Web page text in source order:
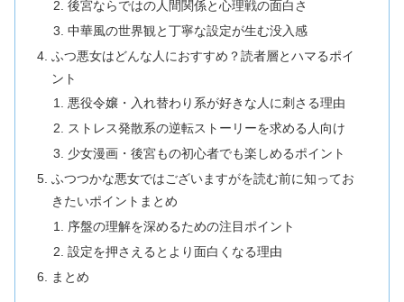
後宮ならではの人間関係と心理戦の面白さ
中華風の世界観と丁寧な設定が生む没入感
ふつ悪女はどんな人におすすめ？読者層とハマるポイ
ント
悪役令嬢・入れ替わり系が好きな人に刺さる理由
ストレス発散系の逆転ストーリーを求める人向け
少女漫画・後宮もの初心者でも楽しめるポイント
ふつつかな悪女ではございますがを読む前に知ってお
きたいポイントまとめ
序盤の理解を深めるための注目ポイント
設定を押さえるとより面白くなる理由
まとめ